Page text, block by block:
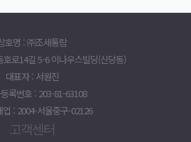
호명 : ㈜조세통람
로14길 5-6 이나우스빌딩(신당동)
대표자 : 서원진
록번호 : 203-81-63108
: 2004-서울중구-02126
고객센터